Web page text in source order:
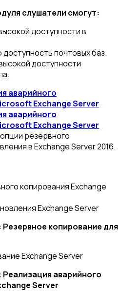
слушатели смогут:
доступности в
почтовых баз.
доступности
аварийного
Exchange Server
аварийного
Exchange Server
резервного
в Exchange Server 2016.
копирования Exchange
Exchange Server
копирование для
Exchange Server
аварийного
Server